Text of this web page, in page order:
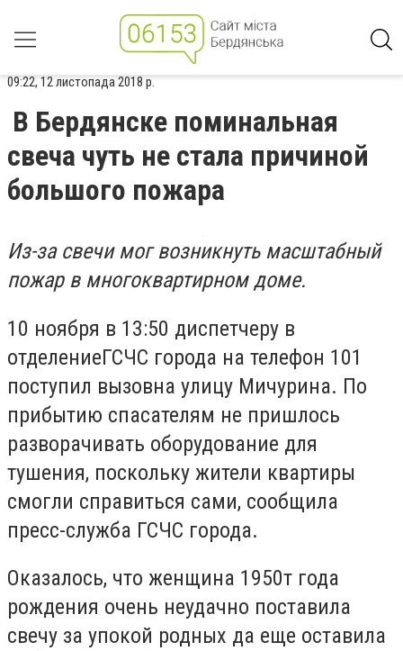
09:22, 12 листопада 2018 р.
В Бердянске поминальная
свеча чуть не стала причиной
большого пожара
Из-за свечи мог возникнуть масштабный
пожар в многоквартирном доме.
10 ноября в 13:50 диспетчеру в
отделениеГСЧС города на телефон 101
поступил вызовна улицу Мичурина. По
прибытию спасателям не пришлось
разворачивать оборудование для
тушения, поскольку жители квартиры
смогли справиться сами, сообщила
пресс-служба ГСЧС города.
Оказалось, что женщина 1950т года
рождения очень неудачно поставила
свечу за упокой родных да еще оставила